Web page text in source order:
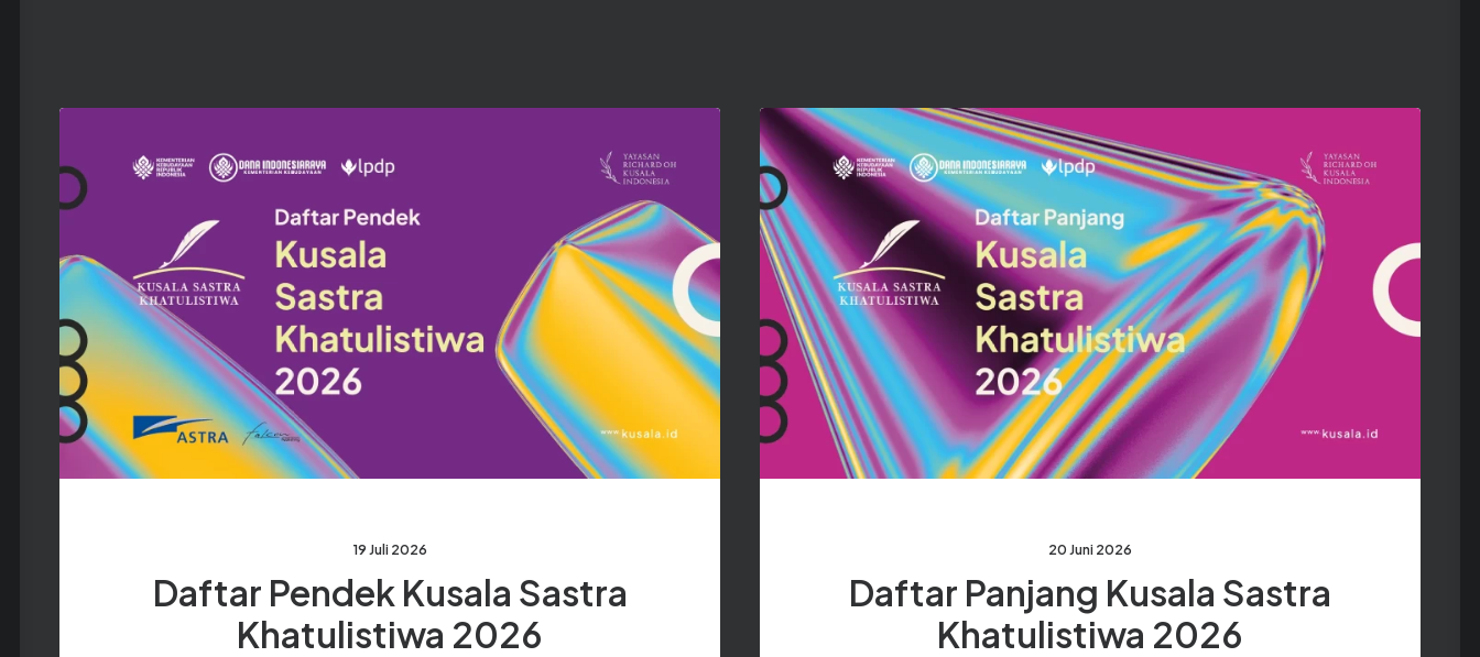
19 Juli 2026
Daftar Pendek Kusala Sastra
Khatulistiwa 2026
20 Juni 2026
Daftar Panjang Kusala Sastra
Khatulistiwa 2026